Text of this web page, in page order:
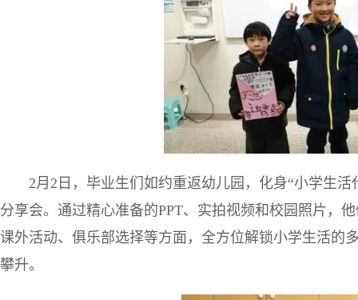
2月2日，毕业生们如约重返幼儿园，化身“小学生
分享会。通过精心准备的PPT、实拍视频和校园照片，
课外活动、俱乐部选择等方面，全方位解锁小学生活的
攀升。